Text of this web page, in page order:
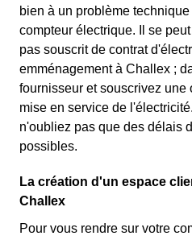
bien à un problème
compteur électrique. Il se
pas souscrit de contrat
emménagement à Challex ;
fournisseur et souscrivez une
mise en service de
n'oubliez pas que des délais
possibles.
La création d'un espace
Challex
Pour vous rendre sur votre